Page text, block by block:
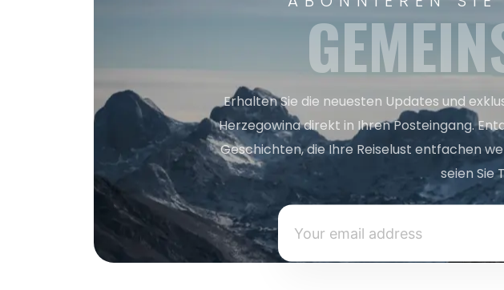
Erhalten Sie die neuesten Updates und
Herzegowina direkt in Ihren Posteingang.
Geschichten, die Ihre Reiselust entfachen
seien Sie